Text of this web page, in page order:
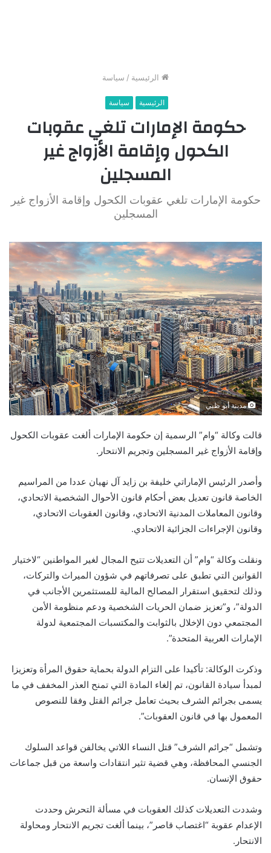
الرئيسية / سياسة
الرئيسية سياسة
حكومة الإمارات تلغي عقوبات
الكحول وإقامة الأزواج غير
المسجلين
حكومة الإمارات تلغي عقوبات الكحول وإقامة الأزواج غير
المسجلين
مدينة أبو ظبي
قالت وكالة “وام” الرسمية إن حكومة الإمارات ألغت عقوبات الكحول
وإقامة الأزواج غير المسجلين وتجريم الانتحار.
وأصدر الرئيس الإماراتي خليفة بن زايد آل نهيان عددا من المراسيم
الخاصة قانون تعديل بعض أحكام قانون الأحوال الشخصية الاتحادي،
وقانون المعاملات المدنية الاتحادي، وقانون العقوبات الاتحادي،
وقانون الإجراءات الجزائية الاتحادي.
ونقلت وكالة “وام” أن التعديلات تتيح المجال لغير المواطنين “لاختيار
القوانين التي تطبق على تصرفاتهم في شؤون الميراث والتركات،
وذلك لتحقيق استقرار المصالح المالية للمستثمرين الأجانب في
الدولة”، و”تعزيز ضمان الحريات الشخصية ودعم منظومة الأمن
المجتمعي دون الإخلال بالثوابت والمكتسبات المجتمعية لدولة
الإمارات العربية المتحدة”.
وذكرت الوكالة: تأكيدا على التزام الدولة بحماية حقوق المرأة وتعزيزا
لمبدأ سيادة القانون، تم إلغاء المادة التي تمنح العذر المخفف في ما
يسمى بجرائم الشرف بحيث تعامل جرائم القتل وفقا للنصوص
المعمول بها في قانون العقوبات”.
وتشمل “جرائم الشرف” قتل النساء اللاتي يخالفن قواعد السلوك
الجنسي المحافظة، وهي قضية تثير انتقادات واسعة من قبل جماعات
حقوق الإنسان.
وشددت التعديلات كذلك العقوبات في مسألة التحرش وحددت
الإعدام عقوبة “اغتصاب قاصر”، بينما ألغت تجريم الانتحار ومحاولة
الانتحار.